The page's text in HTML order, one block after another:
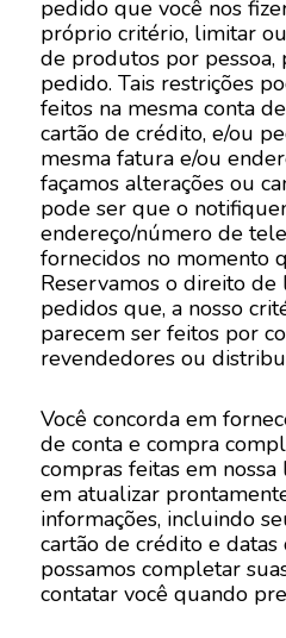
pedido que você nos
próprio critério, limitar
de produtos por
pedido. Tais restrições
feitos na mesma conta
cartão de crédito, e/ou
mesma fatura e/ou
façamos alterações ou
pode ser que o
endereço/número de
fornecidos no momento
Reservamos o direito
pedidos que, a nosso
parecem ser feitos por
revendedores ou
Você concorda em
de conta e compra
compras feitas em nossa
em atualizar
informações, incluindo
cartão de crédito e
possamos completar
contatar você quando